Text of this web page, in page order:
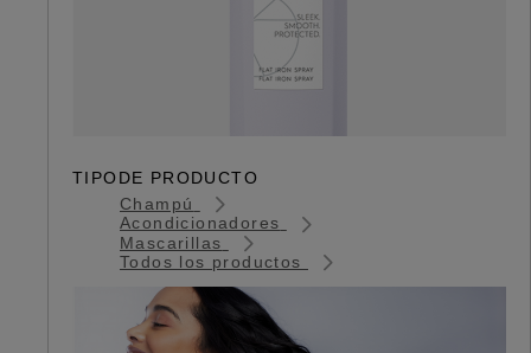
TIPODE PRODUCTO
Champú
Acondicionadores
Mascarillas
Todos los productos